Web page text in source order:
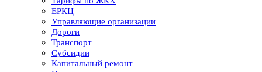
ЕРКЦ
Управляющие организации
Дороги
Транспорт
Субсидии
Капитальный ремонт